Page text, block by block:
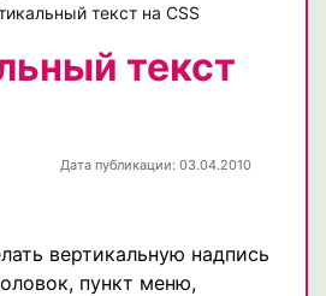
текст на CSS
текст
Дата публикации: 03.04.2010
вертикальную надпись
пункт меню,